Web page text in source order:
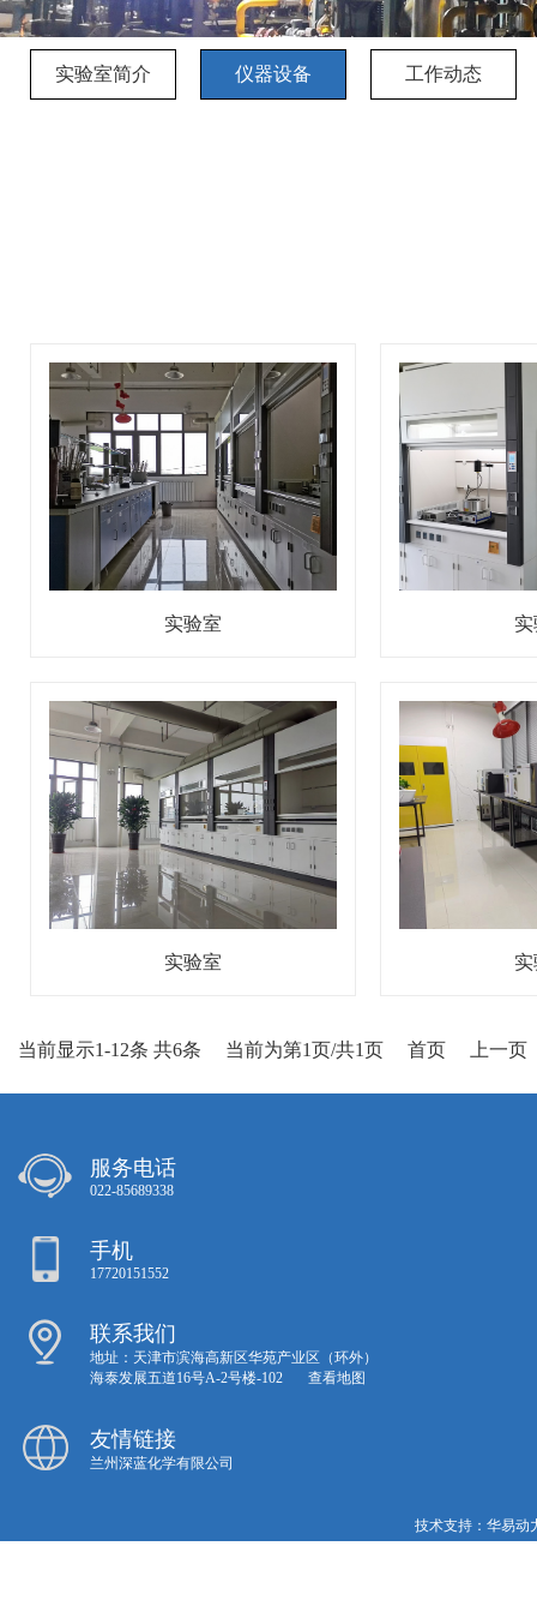
实验室简介 仪器设备 工作动态
实验室
实验室
当前显示1-12条 共6条 当前为第1页/共1页 首页 上一页
服务电话
022-85689338
手机
17720151552
联系我们
地址：天津市滨海高新区华苑产业区（环外）
海泰发展五道16号A-2号楼-102 查看地图
友情链接
兰州深蓝化学有限公司
技术支持： 华易动